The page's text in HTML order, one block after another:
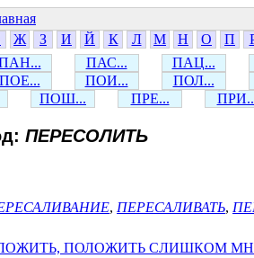
Ж З И Й К Л М Н О П
ПАС...
ПАЦ...
ПОЕ... ПОИ...
ПОЛ...
ПОШ... ПРЕ...
ПЕРЕСОЛИТЬ
, ПЕРЕСАЛИВАТЬ,
ПОЛОЖИТЬ СЛИШКОМ